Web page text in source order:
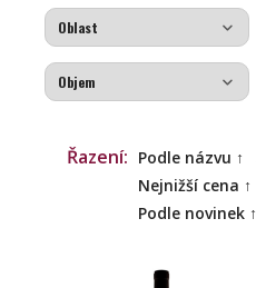
Řazení: Podle názvu ↑
Nejnižší cena ↑
Podle novinek ↑